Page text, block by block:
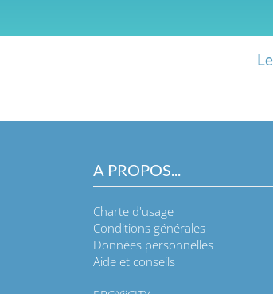
A PROPOS...
Charte d'usage
Conditions générales
Données personnelles
Aide et conseils